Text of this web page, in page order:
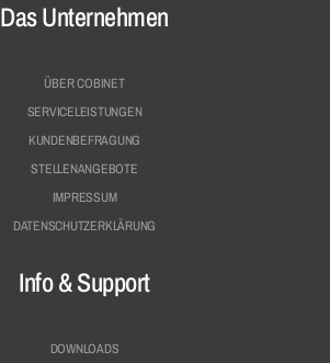
Das Unternehmen
ÜBER COBINET
SERVICELEISTUNGEN
KUNDENBEFRAGUNG
STELLENANGEBOTE
IMPRESSUM
DATENSCHUTZERKLÄRUNG
Info & Support
DOWNLOADS